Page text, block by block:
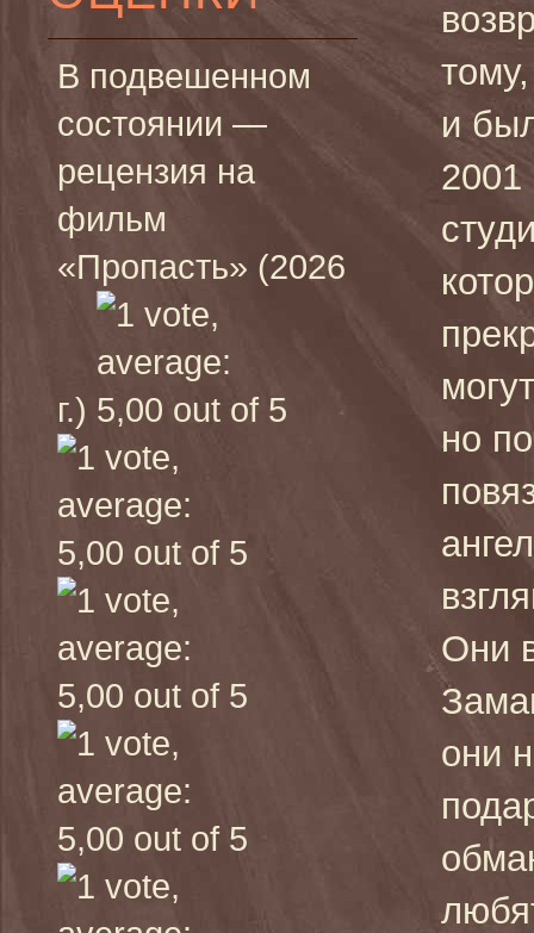
В подвешенном
состоянии —
рецензия на
фильм
«Пропасть» (2026
г.)
и
2001
но
Они
они